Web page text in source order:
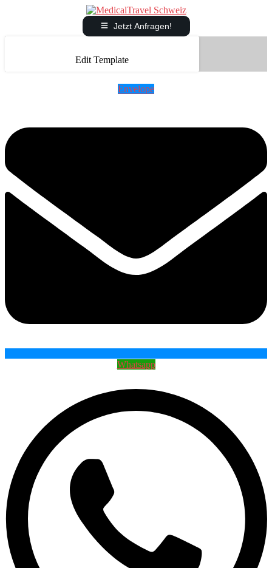
Jetzt Anfragen!
Edit Template
Envelope
Whatsapp